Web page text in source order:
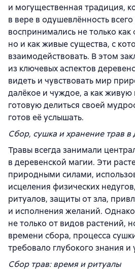
и могущественная традиция,
в вере в одушевлённость
воспринимались не только
но и как живые существа, с
взаимодействовать. В этом
из ключевых аспектов
видеть и чувствовать мир
далёкое и чуждое, а как
готовую делиться своей
готов её услышать.
Сбор, сушка и хранение трав в
Травы всегда занимали
в деревенской магии. Эти
природными силами,
исцеления физических
ритуалов, защиты от зла,
и исполнения желаний. Однако
не только от видов растений,
времени сбора, процесса
требовало глубокого знания
Сбор трав: время и ритуалы